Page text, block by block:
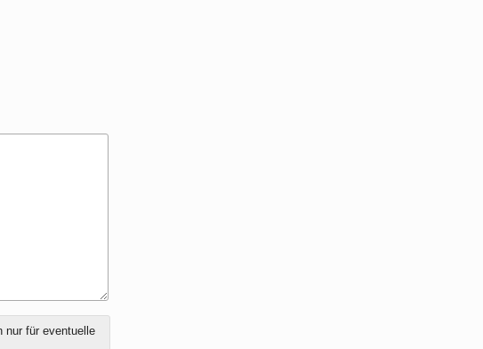
nur für eventuelle